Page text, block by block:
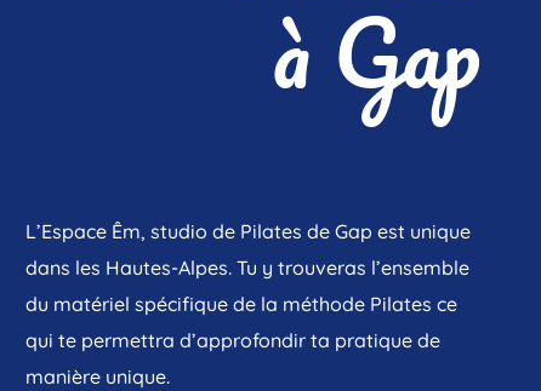
à Gap
L’Espace Êm, studio de Pilates de Gap est unique
dans les Hautes-Alpes. Tu y trouveras l’ensemble
du matériel spécifique de la méthode Pilates ce
qui te permettra d’approfondir ta pratique de
manière unique.